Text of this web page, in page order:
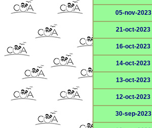
05-nov-2023
21-oct-2023
16-oct-2023
14-oct-2023
13-oct-2023
12-oct-2023
30-sep-2023